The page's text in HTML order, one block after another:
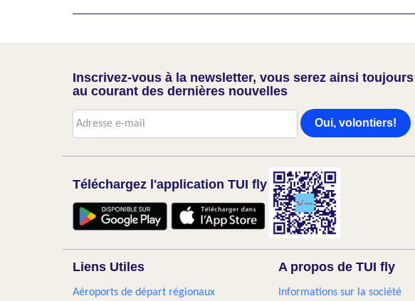
Inscrivez-vous à la newsletter, vous serez ainsi toujours
au courant des dernières nouvelles
Oui, volontiers!
Téléchargez l'application TUI fly
Liens Utiles
Aéroports de départ régionaux
A propos de TUI fly
Informations sur la société